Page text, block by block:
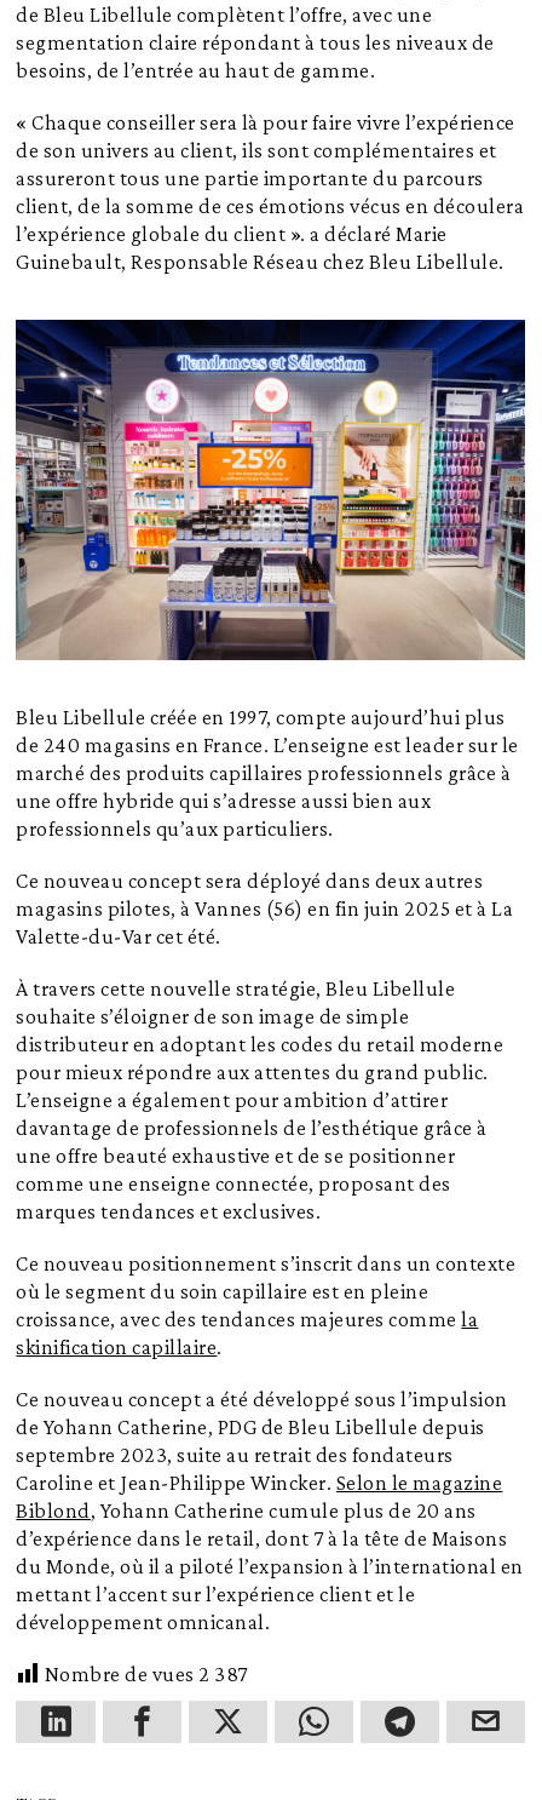
de Bleu Libellule complètent l’offre, avec une
segmentation claire répondant à tous les niveaux de
besoins, de l’entrée au haut de gamme.
« Chaque conseiller sera là pour faire vivre l’expérience
de son univers au client, ils sont complémentaires et
assureront tous une partie importante du parcours
client, de la somme de ces émotions vécus en découlera
l’expérience globale du client ». a déclaré Marie
Guinebault, Responsable Réseau chez Bleu Libellule.
Bleu Libellule créée en 1997, compte aujourd’hui plus
de 240 magasins en France. L’enseigne est leader sur le
marché des produits capillaires professionnels grâce à
une offre hybride qui s’adresse aussi bien aux
professionnels qu’aux particuliers.
Ce nouveau concept sera déployé dans deux autres
magasins pilotes, à Vannes (56) en fin juin 2025 et à La
Valette-du-Var cet été.
À travers cette nouvelle stratégie, Bleu Libellule
souhaite s’éloigner de son image de simple
distributeur en adoptant les codes du retail moderne
pour mieux répondre aux attentes du grand public.
L’enseigne a également pour ambition d’attirer
davantage de professionnels de l’esthétique grâce à
une offre beauté exhaustive et de se positionner
comme une enseigne connectée, proposant des
marques tendances et exclusives.
Ce nouveau positionnement s’inscrit dans un contexte
où le segment du soin capillaire est en pleine
croissance, avec des tendances majeures commela
skinification capillaire.
Ce nouveau concept a été développé sous l’impulsion
de Yohann Catherine, PDG de Bleu Libellule depuis
septembre 2023, suite au retrait des fondateurs
Caroline et Jean-Philippe Wincker. Selon le magazine
Biblond , Yohann Catherine cumule plus de 20 ans
d’expérience dans le retail, dont 7 à la tête de Maisons
du Monde, où il a piloté l’expansion à l’international en
mettant l’accent sur l’expérience client et le
développement omnicanal.
Nombre de vues 2 387